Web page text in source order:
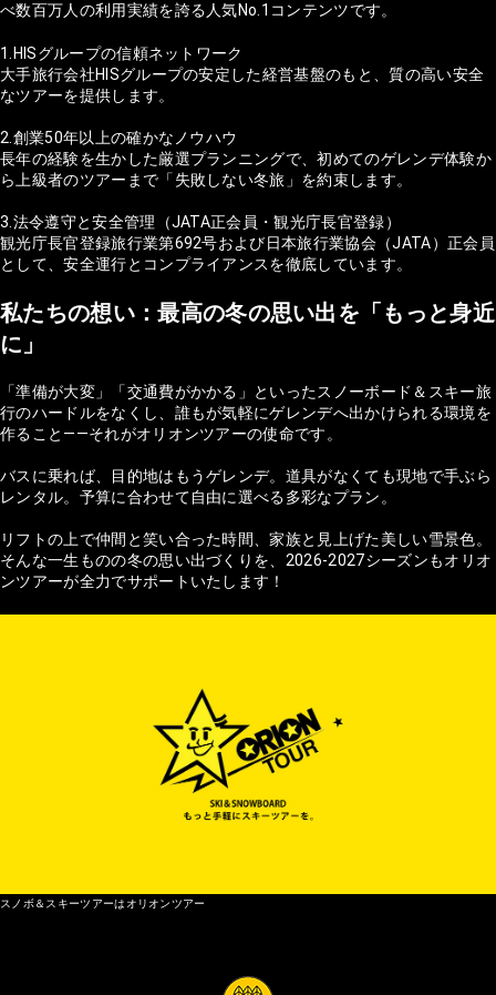
べ数百万人の利用実績を誇る人気No.1コンテンツです。
1.HISグループの信頼ネットワーク
大手旅行会社HISグループの安定した経営基盤のもと、質の高い安全
なツアーを提供します。
2.創業50年以上の確かなノウハウ
長年の経験を生かした厳選プランニングで、初めてのゲレンデ体験か
ら上級者のツアーまで「失敗しない冬旅」を約束します。
3.法令遵守と安全管理（JATA正会員・観光庁長官登録）
観光庁長官登録旅行業第692号および日本旅行業協会（JATA）正会員
として、安全運行とコンプライアンスを徹底しています。
私たちの想い：最高の冬の思い出を「もっと身近
に」
「準備が大変」「交通費がかかる」といったスノーボード＆スキー旅
行のハードルをなくし、誰もが気軽にゲレンデへ出かけられる環境を
作ること——それがオリオンツアーの使命です。
バスに乗れば、目的地はもうゲレンデ。道具がなくても現地で手ぶら
レンタル。予算に合わせて自由に選べる多彩なプラン。
リフトの上で仲間と笑い合った時間、家族と見上げた美しい雪景色。
そんな一生ものの冬の思い出づくりを、2026-2027シーズンもオリオ
ンツアーが全力でサポートいたします！
スノボ＆スキーツアーはオリオンツアー